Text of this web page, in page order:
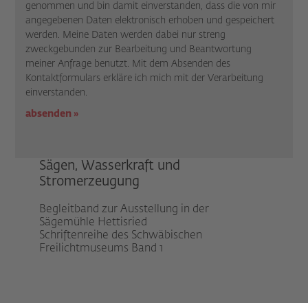
genommen und bin damit einverstanden, dass die von mir
angegebenen Daten elektronisch erhoben und gespeichert
werden. Meine Daten werden dabei nur streng
zweckgebunden zur Bearbeitung und Beantwortung
meiner Anfrage benutzt. Mit dem Absenden des
Kontaktformulars erkläre ich mich mit der Verarbeitung
einverstanden.
Sägen, Wasserkraft und
Stromerzeugung
Begleitband zur Ausstellung in der
Sägemühle Hettisried
Schriftenreihe des Schwäbischen
Freilichtmuseums Band 1